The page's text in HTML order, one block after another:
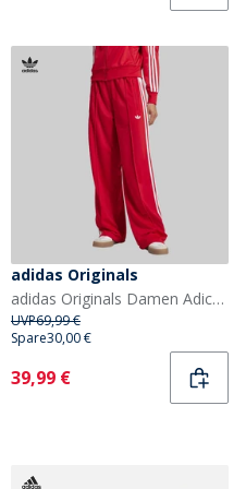
adidas Originals
adidas Originals Damen Adicolor Classic Firebird Locker geschnittene Trainingshose Better Scarlet/Weiß
UVP69,99 €
Spare30,00 €
Current
39,99 €